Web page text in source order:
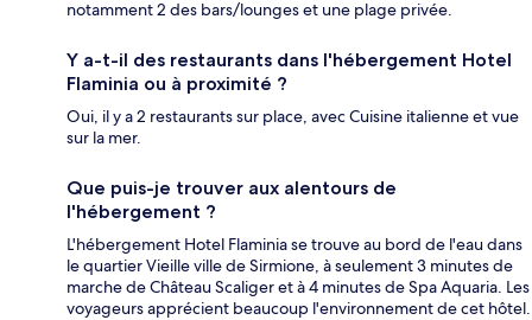
notamment 2 des bars/lounges et une plage privée.
Y a-t-il des restaurants dans l'hébergement Hotel
Flaminia ou à proximité ?
Oui, il y a 2 restaurants sur place, avec Cuisine italienne et vue
sur la mer.
Que puis-je trouver aux alentours de
l'hébergement ?
L'hébergement Hotel Flaminia se trouve au bord de l'eau dans
le quartier Vieille ville de Sirmione, à seulement 3 minutes de
marche de Château Scaliger et à 4 minutes de Spa Aquaria. Les
voyageurs apprécient beaucoup l'environnement de cet hôtel.